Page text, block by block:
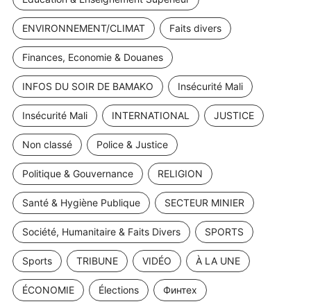
ENVIRONNEMENT/CLIMAT Faits divers
Finances, Economie & Douanes
INFOS DU SOIR DE BAMAKO Insécurité Mali
Insécurité Mali INTERNATIONAL JUSTICE
Non classé Police & Justice
Politique & Gouvernance RELIGION
Santé & Hygiène Publique SECTEUR MINIER
Société, Humanitaire & Faits Divers SPORTS
Sports TRIBUNE VIDÉO À LA UNE
ÉCONOMIE Élections Финтех